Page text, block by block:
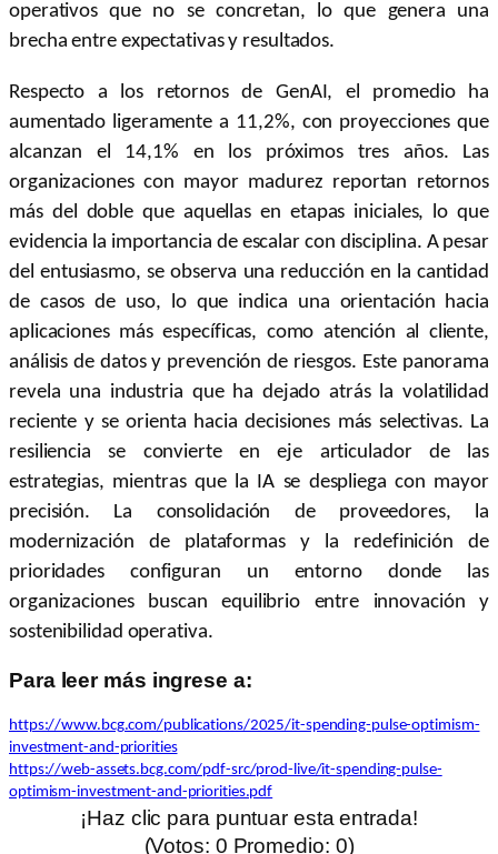
operativos que no se concretan, lo que genera una
brecha entre expectativas y resultados.
Respecto a los retornos de GenAI, el promedio ha
aumentado ligeramente a 11,2%, con proyecciones que
alcanzan el 14,1% en los próximos tres años. Las
organizaciones con mayor madurez reportan retornos
más del doble que aquellas en etapas iniciales, lo que
evidencia la importancia de escalar con disciplina. A pesar
del entusiasmo, se observa una reducción en la cantidad
de casos de uso, lo que indica una orientación hacia
aplicaciones más específicas, como atención al cliente,
análisis de datos y prevención de riesgos. Este panorama
revela una industria que ha dejado atrás la volatilidad
reciente y se orienta hacia decisiones más selectivas. La
resiliencia se convierte en eje articulador de las
estrategias, mientras que la IA se despliega con mayor
precisión. La consolidación de proveedores, la
modernización de plataformas y la redefinición de
prioridades configuran un entorno donde las
organizaciones buscan equilibrio entre innovación y
sostenibilidad operativa.
Para leer más ingrese a:
https://www.bcg.com/publications/2025/it-spending-pulse-optimism-
investment-and-priorities
https://web-assets.bcg.com/pdf-src/prod-live/it-spending-pulse-
optimism-investment-and-priorities.pdf
¡Haz clic para puntuar esta entrada!
(Votos: 0 Promedio: 0)